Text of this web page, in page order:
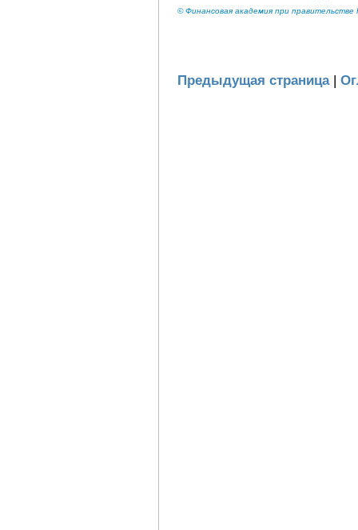
© Финансовая академия при правительстве
Предыдущая страница|